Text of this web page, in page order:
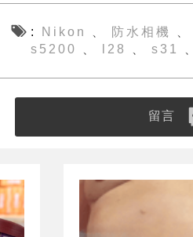
Nikon 防水相機
s5200 l28 s31
留言